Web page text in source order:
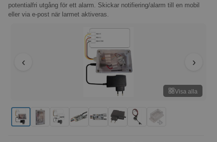
potentialfri utgång för ett alarm. Skickar notifiering/alarm till en mobil
eller via e-post när larmet aktiveras.
Visa alla